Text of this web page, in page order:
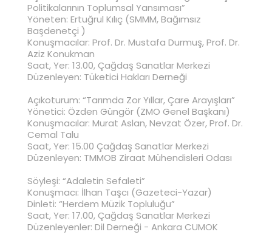
Politikalarının Toplumsal Yansıması”
Yöneten: Ertuğrul Kılıç (SMMM, Bağımsız
Başdenetçi )
Konuşmacılar: Prof. Dr. Mustafa Durmuş, Prof. Dr.
Aziz Konukman
Saat, Yer: 13.00, Çağdaş Sanatlar Merkezi
Düzenleyen: Tüketici Hakları Derneği
Açıkoturum: “Tarımda Zor Yıllar, Çare Arayışları”
Yönetici: Özden Güngör (ZMO Genel Başkanı)
Konuşmacılar: Murat Aslan, Nevzat Özer, Prof. Dr.
Cemal Talu
Saat, Yer: 15.00 Çağdaş Sanatlar Merkezi
Düzenleyen: TMMOB Ziraat Mühendisleri Odası
Söyleşi: “Adaletin Sefaleti”
Konuşmacı: İlhan Taşcı (Gazeteci-Yazar)
Dinleti: “Herdem Müzik Topluluğu”
Saat, Yer: 17.00, Çağdaş Sanatlar Merkezi
Düzenleyenler: Dil Derneği - Ankara CUMOK